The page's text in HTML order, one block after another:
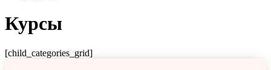
Курсы
[child_categories_grid]